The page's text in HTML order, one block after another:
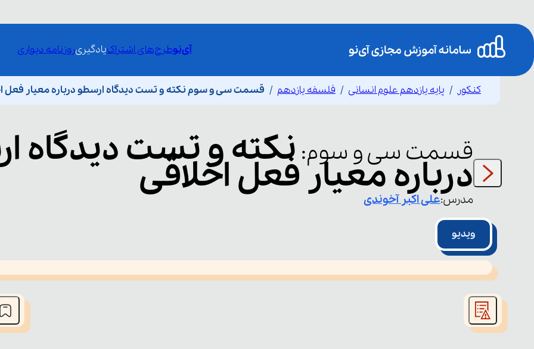
آی‌نوطرح‌های اشتراکیادگیریروزنامه دیواری
کنکور پایه یازدهم علوم انسانی فلسفه یازدهم قسمت سی و سوم نکته و تست دیدگاه ارسطو درباره معیار فعل
قسمت سی و سوم: نکته و تست دیدگاه
درباره معیار فعل اخلاقی
مدرس:علی اکبر آخوندی
ویدیو
This
is
window.